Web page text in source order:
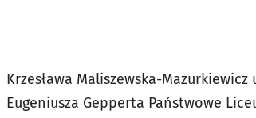
Krzesława Maliszewska-
Eugeniusza Gepperta Państwowe